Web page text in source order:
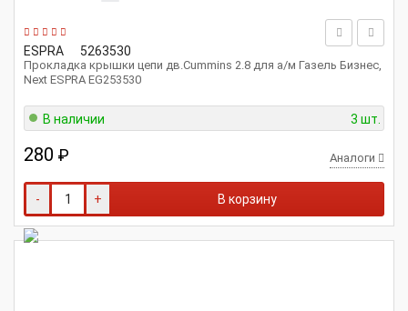
ESPRA 5263530
Прокладка крышки цепи дв.Cummins 2.8 для а/м Газель Бизнес,
Next ESPRA EG253530
В наличии 3 шт.
280 ₽ Аналоги
- + В корзину